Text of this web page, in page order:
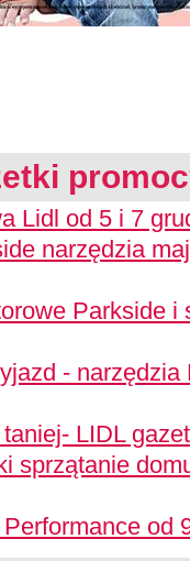
Lidl od 5 i 7
narzędzia
Parkside i
-
LIDL
sprzątanie
od